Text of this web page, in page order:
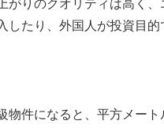
がりのクオリティは高く
したり、外国人が投資目
物件になると、平方メート